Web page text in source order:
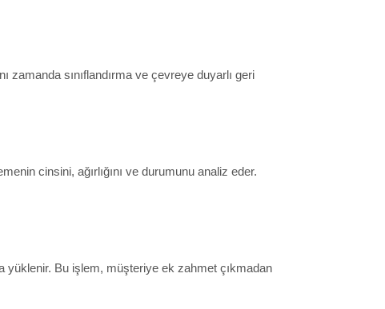
sınıflandırma ve çevreye duyarlı geri
cinsini, ağırlığını ve durumunu analiz eder.
yüklenir. Bu işlem, müşteriye ek zahmet çıkmadan